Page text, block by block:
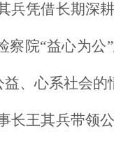
兵凭借长期深
察院“益心为公
、心系社会的
长王其兵带领